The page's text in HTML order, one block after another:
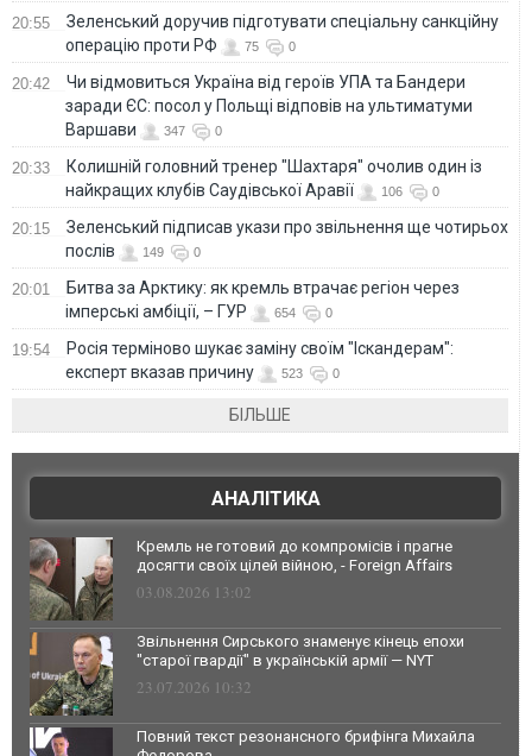
20:55
Зеленський доручив підготувати спеціальну санкційну
операцію проти РФ
75 0
20:42
Чи відмовиться Україна від героїв УПА та Бандери
заради ЄС: посол у Польщі відповів на ультиматуми
Варшави
347 0
20:33
Колишній головний тренер "Шахтаря" очолив один із
найкращих клубів Саудівської Аравії
106 0
20:15
Зеленський підписав укази про звільнення ще чотирьох
послів
149 0
20:01
Битва за Арктику: як кремль втрачає регіон через
імперські амбіції, – ГУР
654 0
19:54
Росія терміново шукає заміну своїм "Іскандерам":
експерт вказав причину
523 0
БІЛЬШЕ
АНАЛІТИКА
Кремль не готовий до компромісів і прагне
досягти своїх цілей війною, - Foreign Affairs
03.08.2026 13:02
Звільнення Сирського знаменує кінець епохи
"старої гвардії" в українській армії — NYT
23.07.2026 10:32
Повний текст резонансного брифінга Михайла